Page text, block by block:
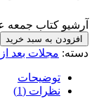
آرشیو کتاب جمعه
افزودن به سبد خرید
دسته: مجلات بعد
توضیحات
نظرات (1)